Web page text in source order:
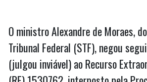
O ministro Alexandre de Moraes,
Tribunal Federal (STF), negou
(julgou inviável) ao Recurso